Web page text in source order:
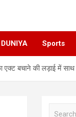
Sports
बचाने की लड़ाई में